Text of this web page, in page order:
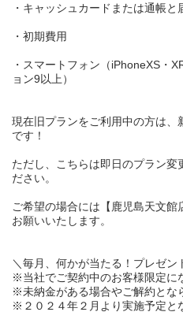
・キャッシュカードまたは通帳と
・初期費用
・スマートフォン（iPhoneXS・
ョン9以上）
現在旧プランをご利用中の方は、
です！
ただし、こちらは即日のプラン変
ださい。
ご希望の場合には【鹿児島天文
お願いいたします。
＼毎月、何かが当たる！プレゼン
※当社でご契約中のお客様限定に
※未納金がある場合やご解約とな
※２０２４年２月より実施予定と